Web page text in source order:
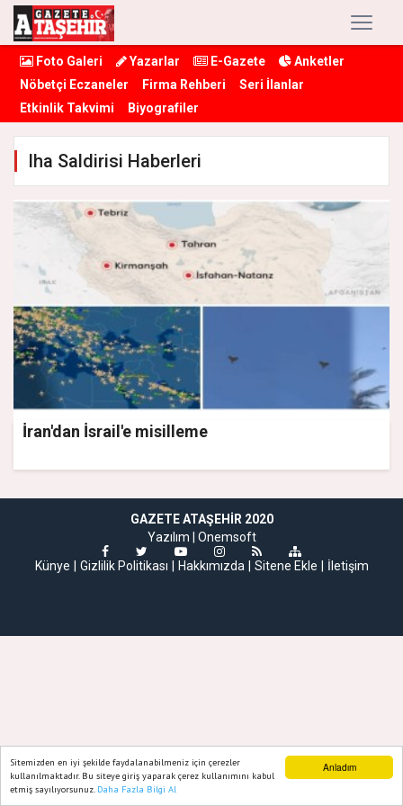
Anladım
Sitemizden en iyi şekilde faydalanabilmeniz için çerezler
kullanılmaktadır. Bu siteye giriş yaparak çerez kullanımını kabul
etmiş sayılıyorsunuz. Daha Fazla Bilgi Al
Foto Galeri Yazarlar E-Gazete
Anketler
Nöbetçi Eczaneler
Firma Rehberi
Seri İlanlar
Etkinlik Takvimi
Biyografiler
Iha Saldirisi Haberleri
İran'dan İsrail'e misilleme
GAZETE ATAŞEHIR 2020
Yazılım | Onemsoft
Künye
Gizlilik Politikası Hakkımızda Sitene Ekle İletişim
Ana Sayfa Web TV